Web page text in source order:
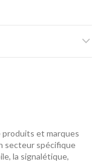
produits et marques
secteur spécifique
la signalétique,